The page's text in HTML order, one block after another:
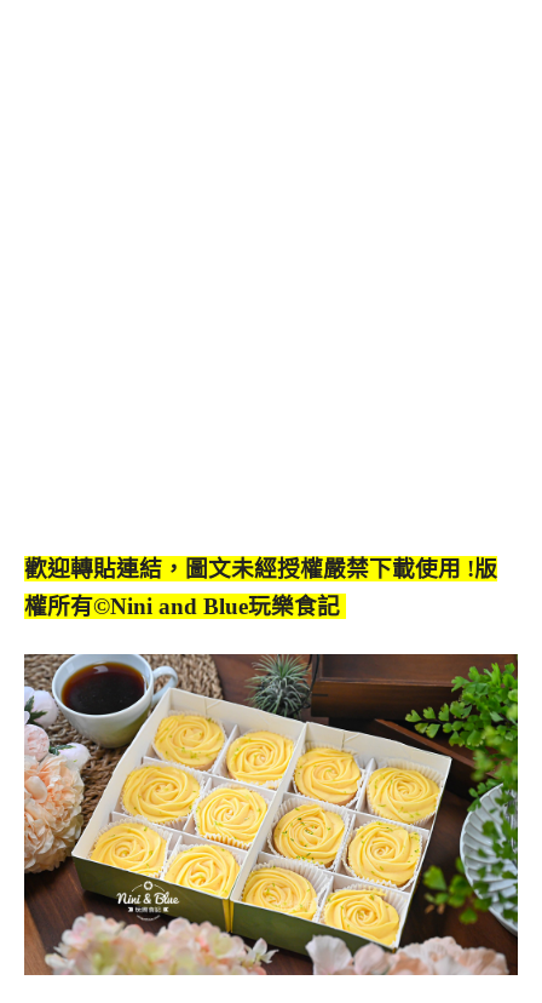
歡迎轉貼連結，圖文未經授權嚴禁下載使用 !版
權所有©Nini and Blue玩樂食記